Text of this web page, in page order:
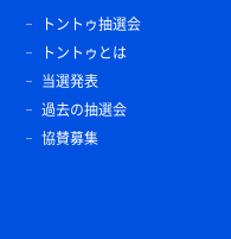
トントゥ抽選会
トントゥとは
当選発表
過去の抽選会
協賛募集